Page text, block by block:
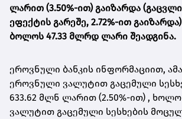
ლარით (3.50%-ით) გაიზარდა
ეფექტის გარეშე, 2.72%-ით
ბოლოს 47.33 მლრდ ლარი შეადგინა.
ეროვნული ბანკის ინფორმაციით,
ეროვნული ვალუტით გაცემული
633.62 მლნ ლარით (2.50%-ით) ,
ვალუტით გაცემული სესხების